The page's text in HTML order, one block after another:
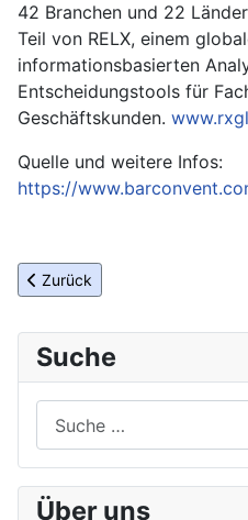
42 Branchen und 22
Teil von RELX, einem
informationsbasierten
Entscheidungstools für
Geschäftskunden.
Quelle und weitere Infos:
https://
Vorheriger Beitrag: BCB
Zurück
Suche
Über uns